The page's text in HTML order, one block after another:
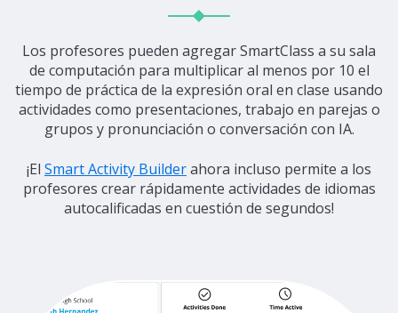
Los profesores pueden agregar SmartClass a su sala
de computación para multiplicar al menos por 10 el
tiempo de práctica de la expresión oral en clase usando
actividades como presentaciones, trabajo en parejas o
grupos y pronunciación o conversación con IA.
¡El Smart Activity Builderahora incluso permite a los
profesores crear rápidamente actividades de idiomas
autocalificadas en cuestión de segundos!